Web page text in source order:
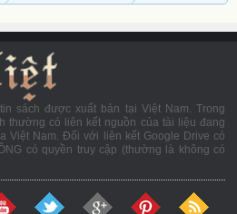
sách được xuất bản tại Việt Nam. Trong
thường có liên kết nguồn của tài liệu đang
Việt Nam. Đối với liên kết Google Drive có
có quyền truy cập (thường là không có